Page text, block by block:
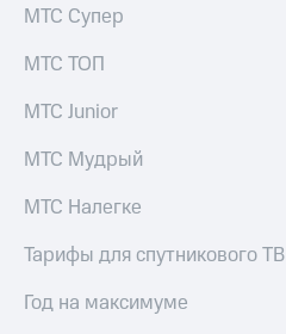
МТС Супер
МТС ТОП
МТС Junior
МТС Мудрый
МТС Налегке
Тарифы для спутникового ТВ
Год на максимуме